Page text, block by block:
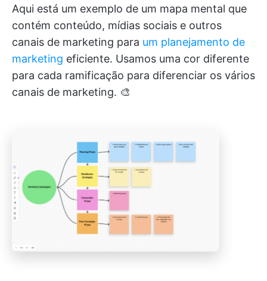
Aqui está um exemplo de um mapa mental que
contém conteúdo, mídias sociais e outros
canais de marketing para um planejamento de
marketing eficiente. Usamos uma cor diferente
para cada ramificação para diferenciar os vários
canais de marketing. 🎨